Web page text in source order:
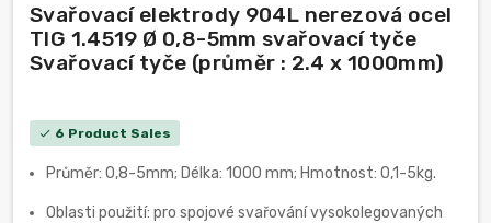
Svařovací elektrody 904L nerezová ocel
TIG 1.4519 Ø 0,8-5mm svařovací tyče
Svařovací tyče (průměr : 2.4 x 1000mm)
check 6 Product Sales
Průměr: 0,8-5mm; Délka: 1000 mm; Hmotnost: 0,1-5kg.
Oblasti použití: pro spojové svařování vysokolegovaných